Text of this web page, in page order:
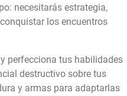
necesitarás estrategia,
los encuentros
perfecciona tus habilidades
destructivo sobre tus
y armas para adaptarlas